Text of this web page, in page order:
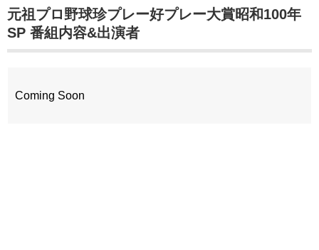
元祖プロ野球珍プレー好プレー大賞昭和100年
SP 番組内容&出演者
Coming Soon